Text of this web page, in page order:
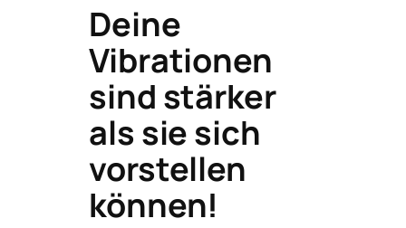
Deine
Vibrationen
sind stärker
als sie sich
vorstellen
können!